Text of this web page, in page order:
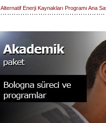
Alternatif Enerji Kaynakları Programı Ana